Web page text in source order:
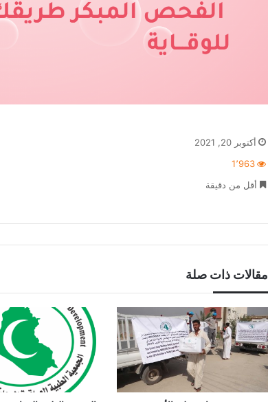
أكتوبر 20, 2021
1٬963
أقل من دقيقة
مقالات ذات صلة